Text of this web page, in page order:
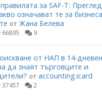
за SAF-T: Преглед
означават те за бизнеса
от Жана Белева
66895 9
от НАП в 14-дневен
да знаят търговците и
от accounting.icard
37457 2